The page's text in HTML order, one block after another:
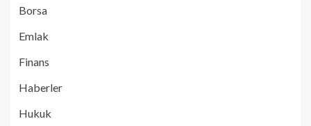
Borsa
Emlak
Finans
Haberler
Hukuk